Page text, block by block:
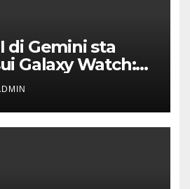
di Gemini sta
Galaxy Watch: